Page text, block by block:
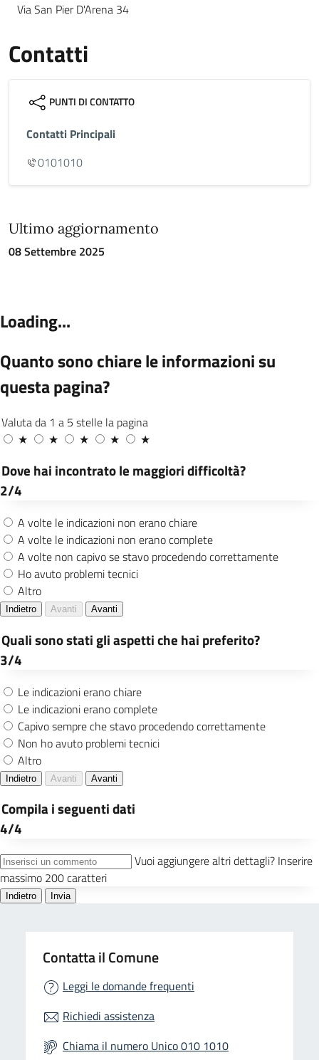
Via San Pier D'Arena 34
Contatti
PUNTI DI CONTATTO
Contatti Principali
0101010
Ultimo aggiornamento
08 Settembre 2025
Contatta il Comune
Leggi le domande frequenti
Richiedi assistenza
Chiama il numero Unico 010 1010